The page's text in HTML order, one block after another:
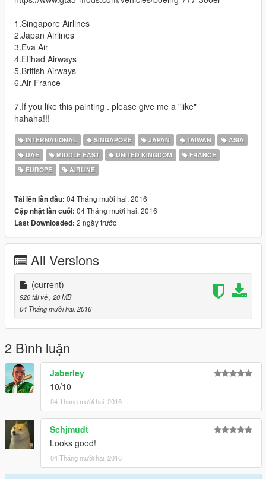
1.Singapore Airlines
2.Japan Airlines
3.Eva Air
4.Etihad Airways
5.British Airways
6.Air France
7.If you like this painting . please give me a "like"
hahaha!!!
INTERNATIONAL SINGAPORE JAPAN TAIWAN
ASIA
UAE
MIDDLE EAST UNITED KINGDOM
FRANCE
EUROPE
AIRLINE
Tải lên lần đầu: 04 Tháng mười hai, 2016
Cập nhật lần cuối: 04 Tháng mười hai, 2016
Last Downloaded: 2 ngày trước
All Versions
(current)
926 tải về, 20 MB
04 Tháng mười hai, 2016
2 Bình luận
Jaberley
10/10
04 Tháng mười hai, 2016
Schjmudt
Looks good!
04 Tháng mười hai, 2016